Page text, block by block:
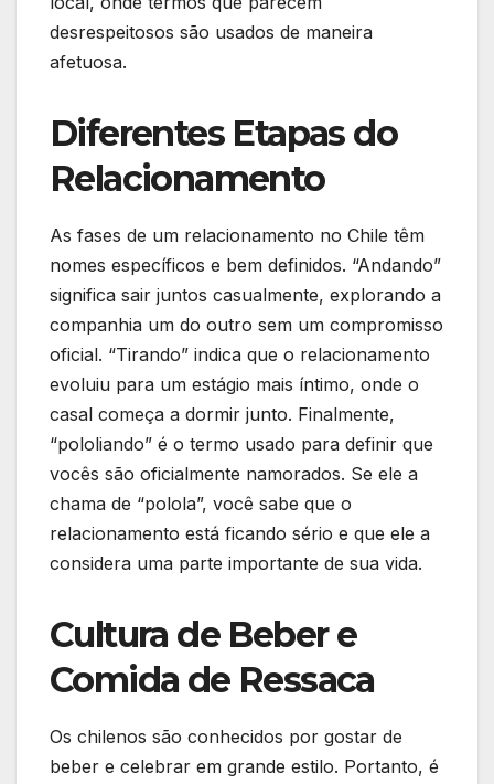
desrespeitosos são usados de maneira
afetuosa.
Diferentes Etapas do
Relacionamento
As fases de um relacionamento no Chile têm
nomes específicos e bem definidos. “Andando”
significa sair juntos casualmente, explorando a
companhia um do outro sem um compromisso
oficial. “Tirando” indica que o relacionamento
evoluiu para um estágio mais íntimo, onde o
casal começa a dormir junto. Finalmente,
“pololiando” é o termo usado para definir que
vocês são oficialmente namorados. Se ele a
chama de “polola”, você sabe que o
relacionamento está ficando sério e que ele a
considera uma parte importante de sua vida.
Cultura de Beber e
Comida de Ressaca
Os chilenos são conhecidos por gostar de
beber e celebrar em grande estilo. Portanto, é